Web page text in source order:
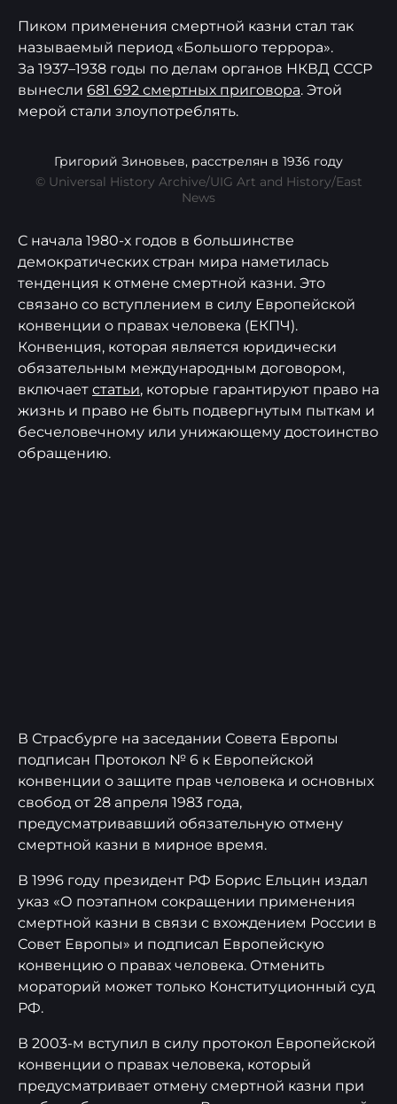
Пиком применения смертной казни стал так
называемый период «Большого террора».
За 1937–1938 годы по делам органов НКВД СССР
вынесли 681 692 смертных приговора. Этой
мерой стали злоупотреблять.
Григорий Зиновьев, расстрелян в 1936 году
© Universal History Archive/UIG Art and History/East
News
С начала 1980-х годов в большинстве
демократических стран мира наметилась
тенденция к отмене смертной казни. Это
связано со вступлением в силу Европейской
конвенции о правах человека (ЕКПЧ).
Конвенция, которая является юридически
обязательным международным договором,
включает статьи, которые гарантируют право на
жизнь и право не быть подвергнутым пыткам и
бесчеловечному или унижающему достоинство
обращению.
В Страсбурге на заседании Совета Европы
подписан Протокол № 6 к Европейской
конвенции о защите прав человека и основных
свобод от 28 апреля 1983 года,
предусматривавший обязательную отмену
смертной казни в мирное время.
В 1996 году президент РФ Борис Ельцин издал
указ «О поэтапном сокращении применения
смертной казни в связи с вхождением России в
Совет Европы» и подписал Европейскую
конвенцию о правах человека. Отменить
мораторий может только Конституционный суд
РФ.
В 2003-м вступил в силу протокол Европейской
конвенции о правах человека, который
предусматривает отмену смертной казни при